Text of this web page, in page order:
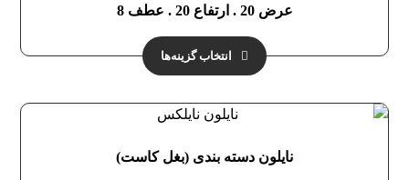
عرض 20 . ارتفاع 20 . عطف 8
انتخاب گزینه‌ها
نایلون دسته بندی (بغل کاست)